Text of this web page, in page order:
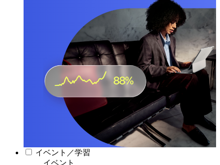
イベント／学習
イベント